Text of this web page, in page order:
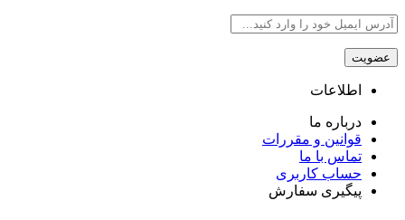
اطلاعات
درباره ما
قوانین و مقررات
تماس با ما
حساب کاربری
پیگیری سفارش